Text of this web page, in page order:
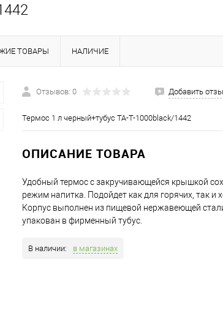
ТОВАРЫ НАЛИЧИЕ
Отзывов: 0 Добавить
Термос 1 л черный+тубус TA-T-1000black/1442
ОПИСАНИЕ ТОВАРА
Удобный термос с закручивающейся крышкой
режим напитка. Подойдет как для горячих, так и
Корпус выполнен из пищевой нержавеющей
упакован в фирменный тубус.
В наличии: в магазинах